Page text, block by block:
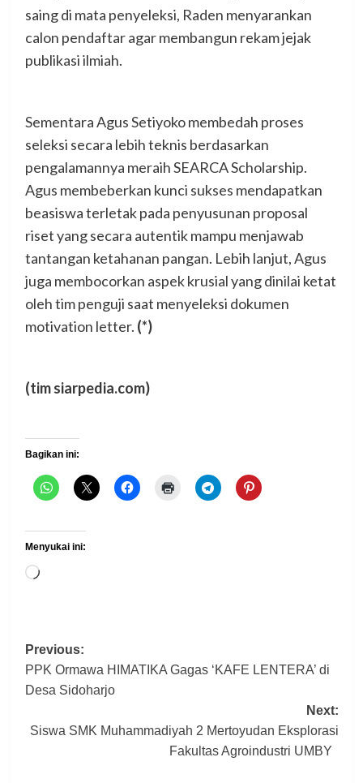
saing di mata penyeleksi, Raden menyarankan
calon pendaftar agar membangun rekam jejak
publikasi ilmiah.
Sementara Agus Setiyoko membedah proses
seleksi secara lebih teknis berdasarkan
pengalamannya meraih SEARCA Scholarship.
Agus membeberkan kunci sukses mendapatkan
beasiswa terletak pada penyusunan proposal
riset yang secara autentik mampu menjawab
tantangan ketahanan pangan. Lebih lanjut, Agus
juga membocorkan aspek krusial yang dinilai ketat
oleh tim penguji saat menyeleksi dokumen
motivation letter. (*)
(tim siarpedia.com)
Bagikan ini:
Menyukai ini:
Memuat...
Post
navigation
Previous:
PPK Ormawa HIMATIKA Gagas ‘KAFE LENTERA’ di
Desa Sidoharjo
Next:
Siswa SMK Muhammadiyah 2 Mertoyudan Eksplorasi
Fakultas Agroindustri UMBY